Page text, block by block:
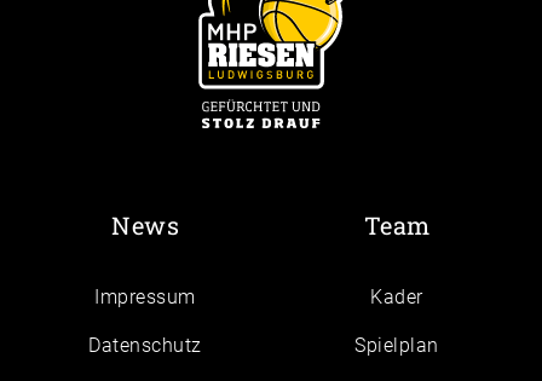
News
Impressum
Daten­schutz
Team
Kader
Spielplan